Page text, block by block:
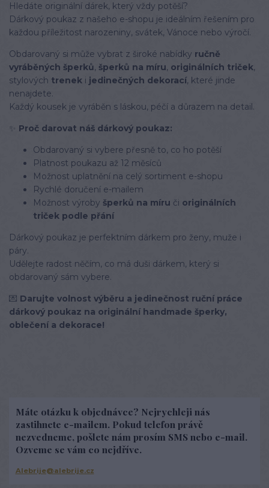
Hledáte originální dárek, který vždy potěší?
Dárkový poukaz z našeho e-shopu je ideálním řešením pro
každou příležitost narozeniny, svátek, Vánoce nebo výročí.
Obdarovaný si může vybrat z široké nabídky ručně
vyráběných šperků, šperků na míru, originálních triček,
stylových trenek i jedinečných dekorací, které jinde
nenajdete.
Každý kousek je vyráběn s láskou, péčí a důrazem na detail.
✨ Proč darovat náš dárkový poukaz:
Obdarovaný si vybere přesně to, co ho potěší
Platnost poukazu až 12 měsíců
Možnost uplatnění na celý sortiment e-shopu
Rychlé doručení e-mailem
Možnost výroby šperků na míru či originálních
triček podle přání
Dárkový poukaz je perfektním dárkem pro ženy, muže i
páry.
Udělejte radost něčím, co má duši dárkem, který si
obdarovaný sám vybere.
💌 Darujte volnost výběru a jedinečnost ruční práce
dárkový poukaz na originální handmade šperky,
oblečení a dekorace!
Máte otázku k objednávce? Nejrychleji nás
zastihnete e-mailem. Pokud telefon právě
nezvedneme, pošlete nám prosím SMS nebo e-mail.
Ozveme se vám co nejdříve.
Alebrije@alebrije.cz